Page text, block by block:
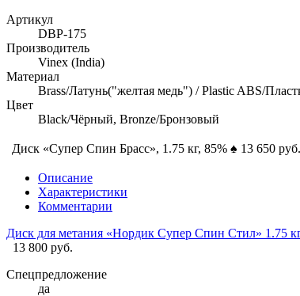
Артикул
DBP-175
Производитель
Vinex (India)
Материал
Brass/Латунь("желтая медь") / Plastic ABS/
Цвет
Black/Чёрный, Bronze/Бронзовый
Диск «Супер Спин Брасс», 1.75 кг, 85% ♠ 13 650 руб.
Описание
Характеристики
Комментарии
Диск для метания «Нордик Супер Спин Стил» 1.75
13 800 руб.
Спецпредложение
да